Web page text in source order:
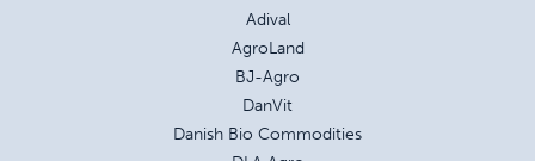
Adival
AgroLand
BJ-Agro
DanVit
Danish Bio Commodities